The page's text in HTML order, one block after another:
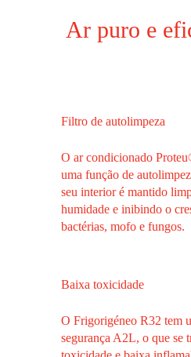
Ar puro e
Filtro de autolimpeza
O ar condicionado
uma função de
seu interior é mantido
humidade e inibindo o
bactérias, mofo e fungos.
Baixa toxicidade
O Frigorigéneo R32 tem
segurança A2L, o que se